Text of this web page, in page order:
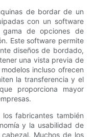
de bordar de un
con un software
de opciones de
Este software permite
diseños de bordado,
una vista previa de
incluso ofrecen
la transferencia y el
proporciona mayor
fabricantes también
y la usabilidad de
Muchos de los